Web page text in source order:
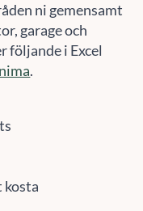
ni gemensamt
garage och
följande i Excel
.
kosta